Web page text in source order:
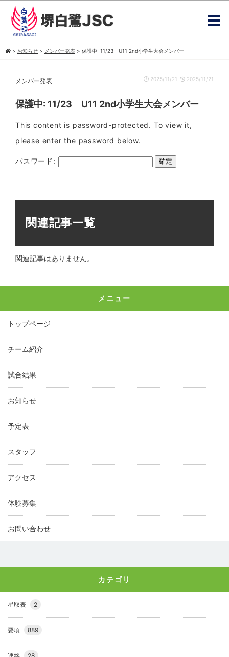
> お知らせ > メンバー発表 > 保護中: 11/23 U11 2nd小学生大会メンバー
メンバー発表 2025/11/21 2025/11/21
保護中: 11/23 U11 2nd小学生大会メンバー
This content is password-protected. To view it,
please enter the password below.
パスワード:
関連記事一覧
関連記事はありません。
メニュー
トップページ
チーム紹介
試合結果
お知らせ
予定表
スタッフ
アクセス
体験募集
お問い合わせ
カテゴリ
星取表 2
要項 889